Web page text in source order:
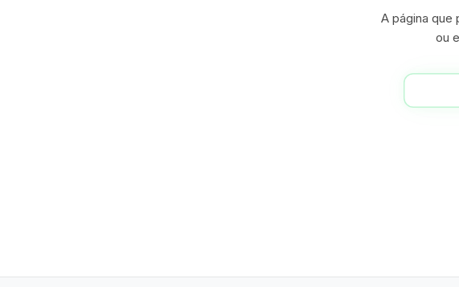
A página que
ou